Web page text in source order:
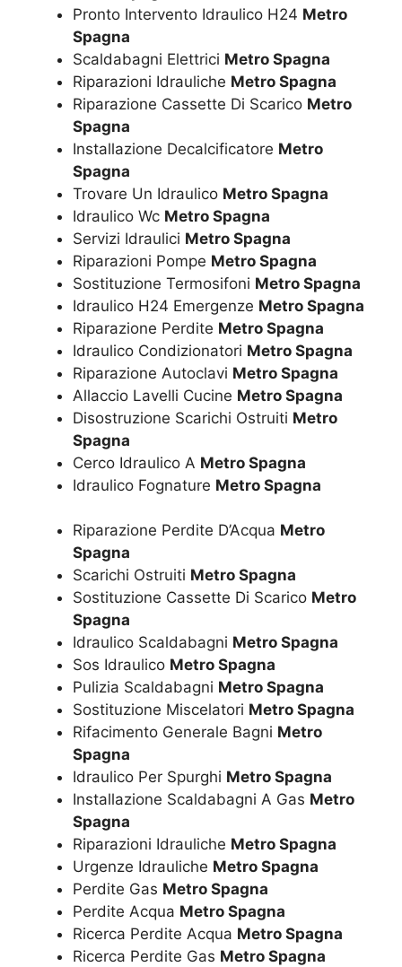
Pronto Intervento Idraulico H24 Metro
Spagna
Scaldabagni Elettrici Metro Spagna
Riparazioni Idrauliche Metro Spagna
Riparazione Cassette Di Scarico Metro
Spagna
Installazione Decalcificatore Metro
Spagna
Trovare Un Idraulico Metro Spagna
Idraulico Wc Metro Spagna
Servizi Idraulici Metro Spagna
Riparazioni Pompe Metro Spagna
Sostituzione Termosifoni Metro Spagna
Idraulico H24 Emergenze Metro Spagna
Riparazione Perdite Metro Spagna
Idraulico Condizionatori Metro Spagna
Riparazione Autoclavi Metro Spagna
Allaccio Lavelli Cucine Metro Spagna
Disostruzione Scarichi Ostruiti Metro
Spagna
Cerco Idraulico A Metro Spagna
Idraulico Fognature Metro Spagna
Riparazione Perdite D’Acqua Metro
Spagna
Scarichi Ostruiti Metro Spagna
Sostituzione Cassette Di Scarico Metro
Spagna
Idraulico Scaldabagni Metro Spagna
Sos Idraulico Metro Spagna
Pulizia Scaldabagni Metro Spagna
Sostituzione Miscelatori Metro Spagna
Rifacimento Generale Bagni Metro
Spagna
Idraulico Per Spurghi Metro Spagna
Installazione Scaldabagni A Gas Metro
Spagna
Riparazioni Idrauliche Metro Spagna
Urgenze Idrauliche Metro Spagna
Perdite Gas Metro Spagna
Perdite Acqua Metro Spagna
Ricerca Perdite Acqua Metro Spagna
Ricerca Perdite Gas Metro Spagna